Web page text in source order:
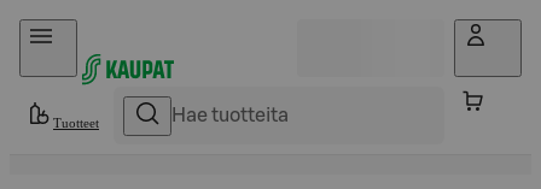
Hyppää sisältöön
Tuotteet